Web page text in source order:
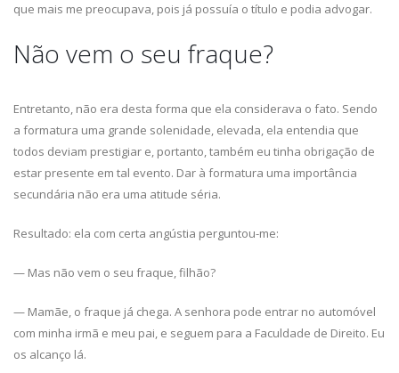
que mais me preocupava, pois já possuía o título e podia advogar.
Não vem o seu fraque?
Entretanto, não era desta forma que ela considerava o fato. Sendo
a formatura uma grande solenidade, elevada, ela entendia que
todos deviam prestigiar e, portanto, também eu tinha obrigação de
estar presente em tal evento. Dar à formatura uma importância
secundária não era uma atitude séria.
Resultado: ela com certa angústia perguntou-me:
— Mas não vem o seu fraque, filhão?
— Mamãe, o fraque já chega. A senhora pode entrar no automóvel
com minha irmã e meu pai, e seguem para a Faculdade de Direito. Eu
os alcanço lá.